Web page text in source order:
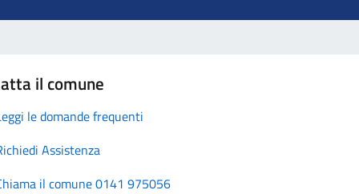
il comune
le domande frequenti
Assistenza
il comune 0141 975056